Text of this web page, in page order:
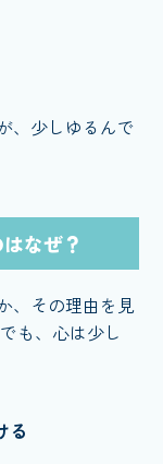
、少しゆるんで
なぜ？
、その理由を見
も、心は少し
る